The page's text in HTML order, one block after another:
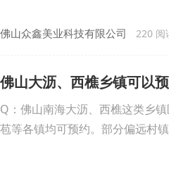
佛山众鑫美业科技有限公司 220 阅
佛山大沥、西樵乡镇可以
Q：佛山南海大沥、西樵这类乡
苞等各镇均可预约。部分偏远村